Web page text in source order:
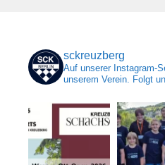
sckreuzberg
Auf unserer Instagram-
unserem Verein. Folgt